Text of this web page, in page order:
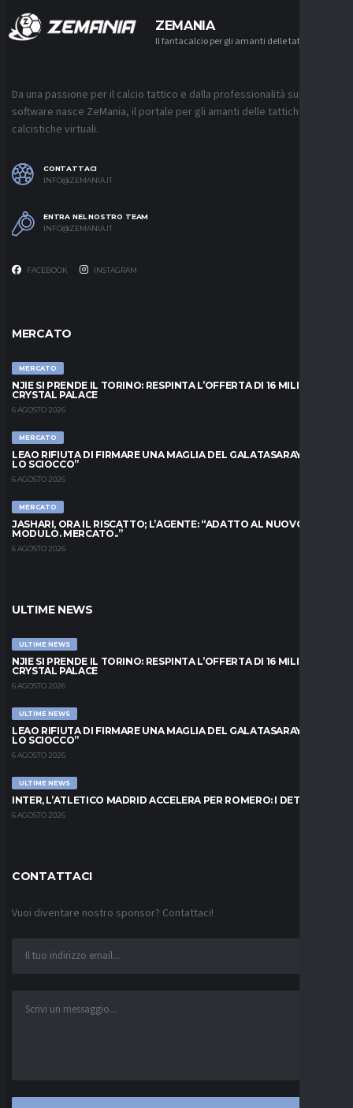
ZEMANIA
Il fantacalcio per gli amanti delle tattiche
Da una passione per il calcio tattico e dalla professionalità sui
software nasce ZeMania, il portale per gli amanti delle tattiche
calcistiche virtuali.
CONTATTACI
INFO@ZEMANIA.IT
ENTRA NEL NOSTRO TEAM
INFO@ZEMANIA.IT
FACEBOOK INSTAGRAM
MERCATO
MERCATO
NJIE SI PRENDE IL TORINO: RESPINTA L’OFFERTA DI 16 MILIONI DAL
CRYSTAL PALACE
6 AGOSTO 2026
MERCATO
LEAO RIFIUTA DI FIRMARE UNA MAGLIA DEL GALATASARAY: “FAI
LO SCIOCCO”
6 AGOSTO 2026
MERCATO
JASHARI, ORA IL RISCATTO; L’AGENTE: “ADATTO AL NUOVO
MODULO. MERCATO..”
6 AGOSTO 2026
ULTIME NEWS
ULTIME NEWS
NJIE SI PRENDE IL TORINO: RESPINTA L’OFFERTA DI 16 MILIONI DAL
CRYSTAL PALACE
6 AGOSTO 2026
ULTIME NEWS
LEAO RIFIUTA DI FIRMARE UNA MAGLIA DEL GALATASARAY: “FAI
LO SCIOCCO”
6 AGOSTO 2026
ULTIME NEWS
INTER, L’ATLETICO MADRID ACCELERA PER ROMERO: I DETTAGLI
6 AGOSTO 2026
CONTATTACI
Vuoi diventare nostro sponsor? Contattaci!